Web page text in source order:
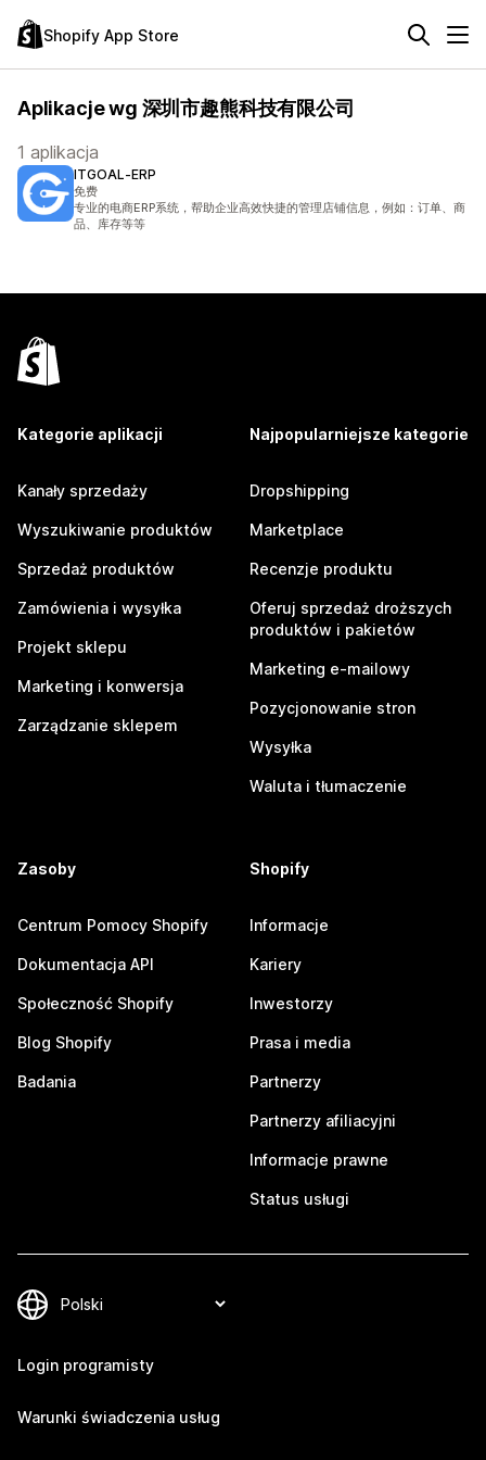
Shopify App Store
Aplikacje wg 深圳市趣熊科技有限公司
1 aplikacja
ITGOAL‑ERP
免费
专业的电商ERP系统，帮助企业高效快捷的管理店铺信息，例如：订单、商
品、库存等等
Kategorie aplikacji
Kanały sprzedaży
Wyszukiwanie produktów
Sprzedaż produktów
Zamówienia i wysyłka
Projekt sklepu
Marketing i konwersja
Zarządzanie sklepem
Najpopularniejsze kategorie
Dropshipping
Marketplace
Recenzje produktu
Oferuj sprzedaż droższych
produktów i pakietów
Marketing e-mailowy
Pozycjonowanie stron
Wysyłka
Waluta i tłumaczenie
Zasoby
Centrum Pomocy Shopify
Dokumentacja API
Społeczność Shopify
Blog Shopify
Badania
Shopify
Informacje
Kariery
Inwestorzy
Prasa i media
Partnerzy
Partnerzy afiliacyjni
Informacje prawne
Status usługi
Login programisty
Warunki świadczenia usług